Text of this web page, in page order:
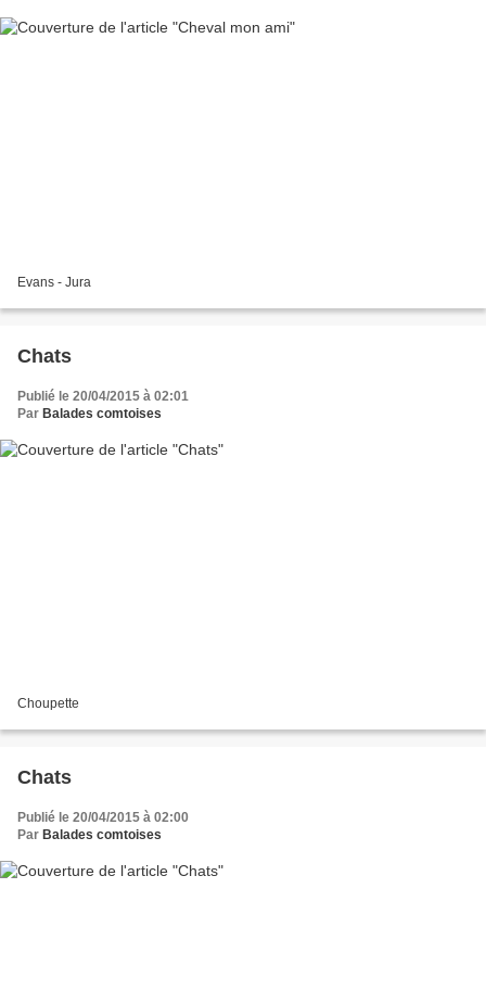
Evans - Jura
Chats
Publié le 20/04/2015 à 02:01
Par Balades comtoises
Choupette
Chats
Publié le 20/04/2015 à 02:00
Par Balades comtoises